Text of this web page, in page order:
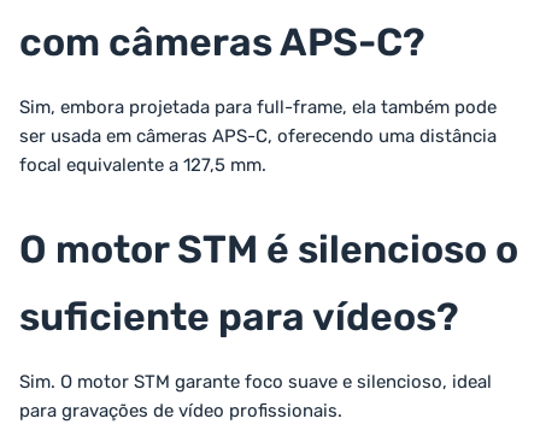
com câmeras APS-C?
Sim, embora projetada para full-frame, ela também pode
ser usada em câmeras APS-C, oferecendo uma distância
focal equivalente a 127,5 mm.
O motor STM é silencioso o
suficiente para vídeos?
Sim. O motor STM garante foco suave e silencioso, ideal
para gravações de vídeo profissionais.